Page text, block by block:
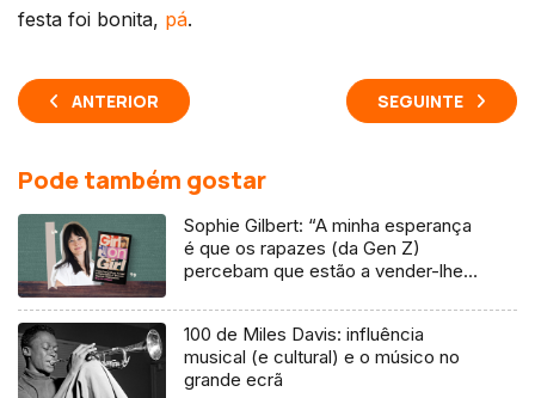
festa foi bonita, pá.
ANTERIOR SEGUINTE
Pode também gostar
Sophie Gilbert: “A minha esperança
é que os rapazes (da Gen Z)
percebam que estão a vender-lhes
100 de Miles Davis: influência
musical (e cultural) e o músico no
grande ecrã